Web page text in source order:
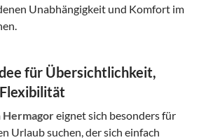
Unabhängigkeit und Komfort im
für Übersichtlichkeit,
Hermagoreignet sich besonders für
Urlaub suchen, der sich einfach